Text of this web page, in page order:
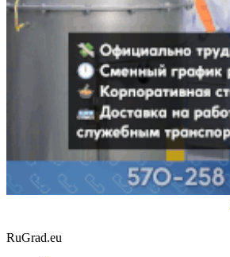
RuGrad.eu